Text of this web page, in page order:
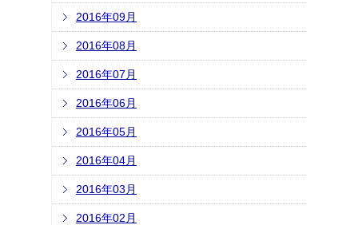
2016年09月
2016年08月
2016年07月
2016年06月
2016年05月
2016年04月
2016年03月
2016年02月